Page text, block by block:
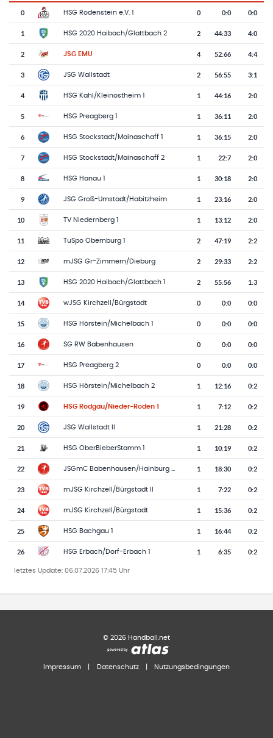
Tabelle mit Vereinsplatzierungen, Spielen, Toren und Punkten
0 HSG Rodenstein e.V. 1 0 0:0 0:0
1 HSG 2020 Haibach/Glattbach 2 2 44:33 4:0
2 JSG EMU 4 52:66 4:4
3 JSG Wallstadt 2 56:55 3:1
4 HSG Kahl/Kleinostheim 1 1 44:16 2:0
5 HSG Preagberg 1 1 36:11 2:0
6 HSG Stockstadt/Mainaschaff 1 1 36:15 2:0
7 HSG Stockstadt/Mainaschaff 2 1 22:7 2:0
8 HSG Hanau 1 1 30:18 2:0
9 JSG Groß-Umstadt/Habitzheim 1 23:16 2:0
10 TV Niedernberg 1 1 13:12 2:0
11 TuSpo Obernburg 1 2 47:19 2:2
12 mJSG Gr-Zimmern/Dieburg 2 29:33 2:2
13 HSG 2020 Haibach/Glattbach 1 2 55:56 1:3
14 wJSG Kirchzell/Bürgstadt 0 0:0 0:0
15 HSG Hörstein/Michelbach 1 0 0:0 0:0
16 SG RW Babenhausen 0 0:0 0:0
17 HSG Preagberg 2 0 0:0 0:0
18 HSG Hörstein/Michelbach 2 1 12:16 0:2
19 HSG Rodgau/Nieder-Roden 1 1 7:12 0:2
20 JSG Wallstadt II 1 21:28 0:2
21 HSG OberBieberStamm 1 1 10:19 0:2
22 1 18:30 0:2
23 mJSG Kirchzell/Bürgstadt II 1 7:22 0:2
24 mJSG Kirchzell/Bürgstadt 1 15:36 0:2
25 HSG Bachgau 1 1 16:44 0:2
26 HSG Erbach/Dorf-Erbach 1 1 6:35 0:2
letztes Update: 06.07.2026 17:45 Uhr
© 2026 Handball.net
Impressum Datenschutz Nutzungsbedingungen